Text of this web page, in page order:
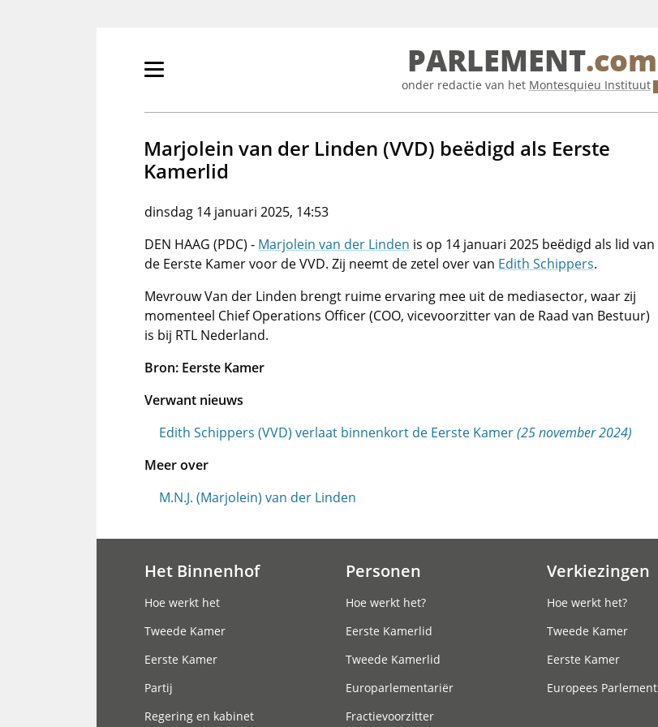
Primair
tonen/verbergen
PARLEMENT.com
onder redactie van het Montesquieu Instituut
Marjolein van der Linden (VVD) beëdigd als Eerste
Kamerlid
dinsdag 14 januari 2025, 14:53
DEN HAAG (PDC) - Marjolein van der Linden is op 14 januari 2025 beëdigd als lid van
de Eerste Kamer voor de VVD. Zij neemt de zetel over van Edith Schippers.
Mevrouw Van der Linden brengt ruime ervaring mee uit de mediasector, waar zij
momenteel Chief Operations Officer (COO, vicevoorzitter van de Raad van Bestuur)
is bij RTL Nederland.
Bron: Eerste Kamer
Verwant nieuws
Edith Schippers (VVD) verlaat binnenkort de Eerste Kamer(25 november 2024)
Meer over
M.N.J. (Marjolein) van der Linden
Het Binnenhof
Hoe werkt het
Tweede Kamer
Eerste Kamer
Partij
Regering en kabinet
Personen
Hoe werkt het?
Eerste Kamerlid
Tweede Kamerlid
Europarlementariër
Fractievoorzitter
Verkiezingen
Hoe werkt het?
Tweede Kamer
Eerste Kamer
Europees Parlement